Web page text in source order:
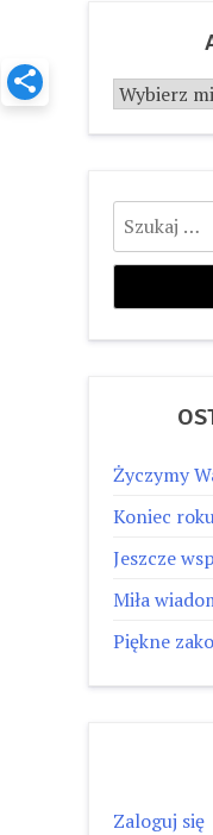
Archiwum
Szukaj:
Życzymy
Koniec
Jeszcze
Miła
Piękne
Zaloguj się